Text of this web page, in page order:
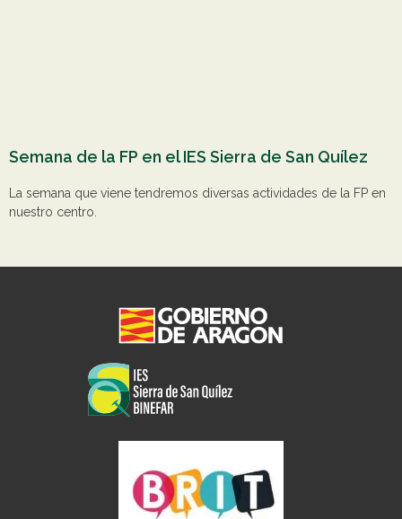
Semana de la FP en el IES Sierra de San Quílez
La semana que viene tendremos diversas actividades de la FP en
nuestro centro.